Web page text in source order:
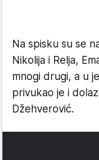
Na spisku su se
Nikolija i Relja,
mnogi drugi, a u
privukao je i
Džehverović.